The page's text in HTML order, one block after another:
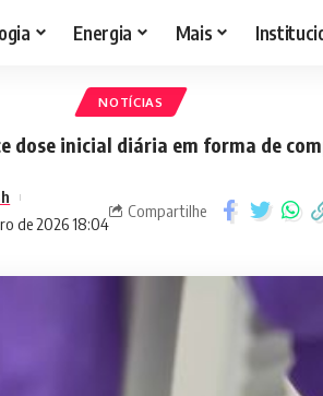
Energia Mais
NOTÍCIAS
dose inicial diária em forma de
de 2026 18:04
Compartilhe